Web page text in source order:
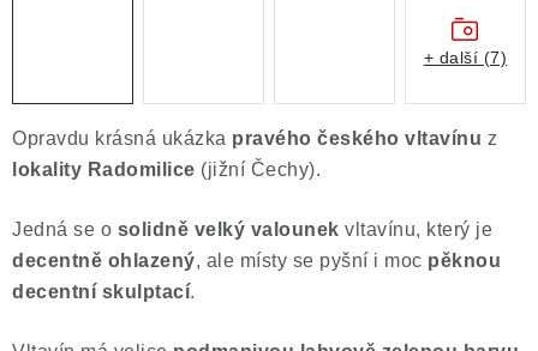
Opravdu krásná ukázka pravého českého vltavínu z
lokality Radomilice (jižní Čechy).
Jedná se o solidně velký valounek vltavínu, který je
decentně ohlazený, ale místy se pyšní i moc pěknou
decentní skulptací.
+ další (7)